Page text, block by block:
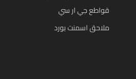
قواطع جي ار سي
ملاحق اسمنت بورد